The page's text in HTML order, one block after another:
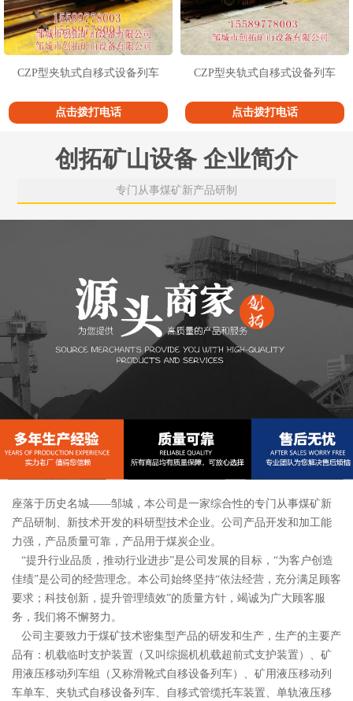
CZP型夹轨式自移式设备列车
点击拨打电话
CZP型夹轨式自移式设备列车
点击拨打电话
创拓矿山设备 企业简介
专门从事煤矿新产品研制
座落于历史名城——邹城，本公司是一家综合性的专门从事煤矿新
产品研制、新技术开发的科研型技术企业。公司产品开发和加工能
力强，产品质量可靠，产品用于煤炭企业。
“提升行业品质，推动行业进步”是公司发展的目标，“为客户创造
佳绩”是公司的经营理念。本公司始终坚持“依法经营，充分满足顾客
要求；科技创新，提升管理绩效”的质量方针，竭诚为广大顾客服
务，我们将不懈努力。
公司主要致力于煤矿技术密集型产品的研发和生产，生产的主要产
品有：机载临时支护装置（又叫综掘机机载超前式支护装置）、矿
用液压移动列车组（又称滑靴式自移设备列车）、矿用液压移动列
车单车、夹轨式自移设备列车、自移式管缆托车装置、单轨液压移